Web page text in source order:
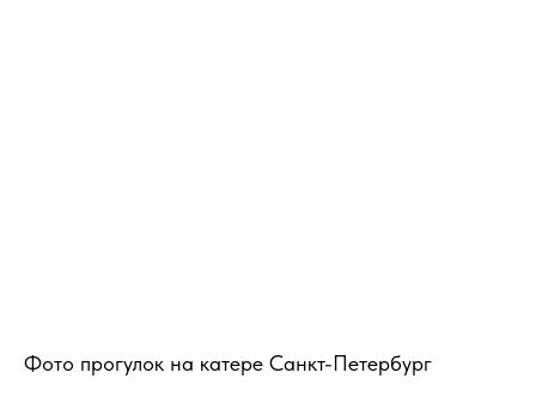
Фото прогулок на катере Санкт-Петербург